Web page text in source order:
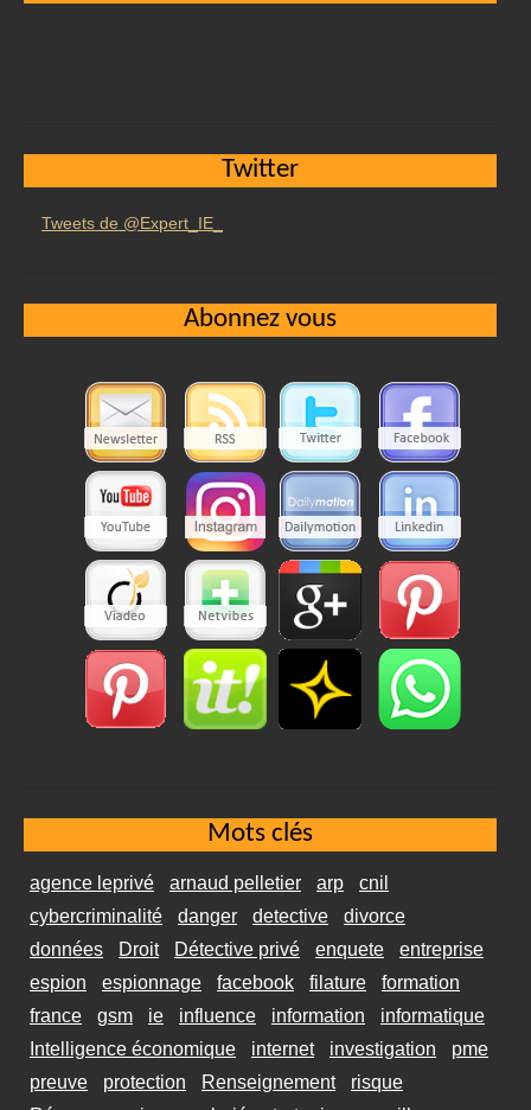
Twitter
Tweets de @Expert_IE_
Abonnez vous
Mots clés
agence leprivé arnaud pelletier arp
cnil
cybercriminalité
danger detective
divorce
données
Droit Détective privé enquete
entreprise
espion
espionnage facebook filature
formation
france
gsm ie influence information
informatique
Intelligence économique
internet investigation
pme
preuve
protection Renseignement
risque